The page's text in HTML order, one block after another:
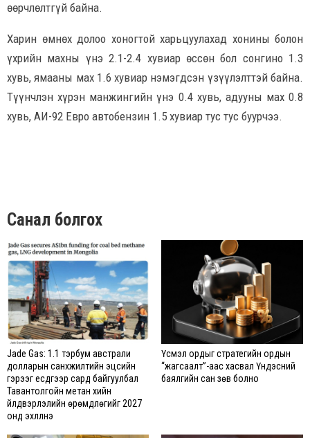
өөрчлөлтгүй байна.
Харин өмнөх долоо хоногтой харьцуулахад хонины болон
үхрийн махны үнэ 2.1-2.4 хувиар өссөн бол сонгино 1.3
хувь, ямааны мах 1.6 хувиар нэмэгдсэн үзүүлэлттэй байна.
Түүнчлэн хүрэн манжингийн үнэ 0.4 хувь, адууны мах 0.8
хувь, АИ-92 Евро автобензин 1.5 хувиар тус тус буурчээ.
Санал болгох
Jade Gas: 1.1 тэрбум австрали
долларын санхүүжилтийн эцсийн
гэрээг есдүгээр сард байгуулбал
Тавантолгойн метан хийн
үйлдвэрлэлийн өрөмдлөгийг 2027
онд эхлүүлнэ
Үүсмэл ордыг стратегийн ордын
“жагсаалт”-аас хасвал Үндэсний
баялгийн сан зөв болно